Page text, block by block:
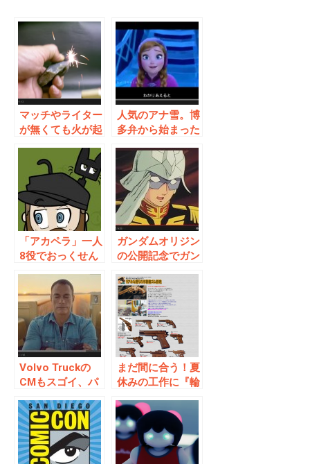
マッチやライター
が無くても火が起
きたいサバイバル
術！
人気のアナ雪。博
多弁から始まった
大中！
「アカペラ」一人
8役でおっくせん
ン」等ボイスパー
カッション動画が
スゴイ
ガンダムオリジン
の公開記念でガン
CM集めてみた
Volvo Truckの
CMもスゴイ、パ
まだ間に合う！夏
休みの工作に『輪
が？バリエーショ
ンも豊富！！